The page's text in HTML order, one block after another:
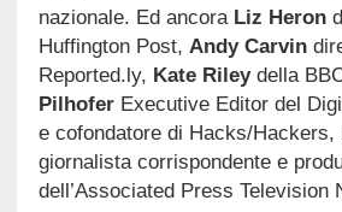
nazionale. Ed ancora Liz Heron
Huffington Post, Andy Carvin
Reported.ly, Kate Rileydella
Pilhofer Executive Editor del
e cofondatore di Hacks/Hackers,
giornalista corrispondente e
dell’Associated Press Television